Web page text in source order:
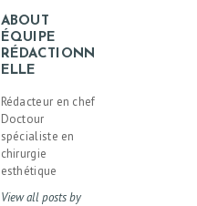
ABOUT
ÉQUIPE
RÉDACTIONN
ELLE
Rédacteur en chef
Doctour
spécialiste en
chirurgie
esthétique
View all posts by